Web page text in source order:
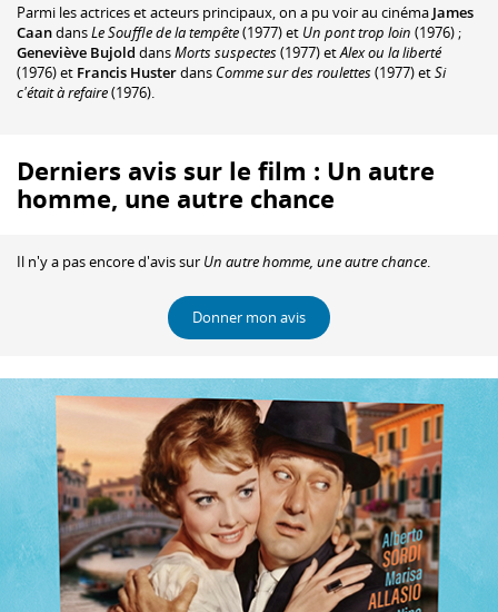
Parmi les actrices et acteurs principaux, on a pu voir au cinéma James
CaandansLe Souffle de la tempête(1977) et Un pont trop loin (1976) ;
Geneviève Bujold dansMorts suspectes(1977) etAlex ou la liberté
(1976) et Francis Husterdans Comme sur des roulettes(1977) etSi
c'était à refaire(1976).
Derniers avis sur le film : Un autre
homme, une autre chance
Il n'y a pas encore d'avis sur Un autre homme, une autre chance.
Donner mon avis